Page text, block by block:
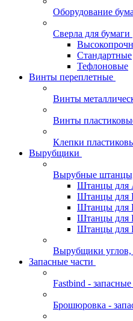
Оборудование
Сверла для бумаги
Стандартные
Тефлоновые
Винты переплетные
Винты
Винты
Клепки
Вырубщики
Вырубные
Штанцы для
Штанцы для
Штанцы для
Штанцы для
Штанцы для
Вырубщики углов,
Запасные части
Fastbind - запасные
Брошюровка -